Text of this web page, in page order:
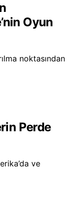
Oyun
noktasından
Perde
ve